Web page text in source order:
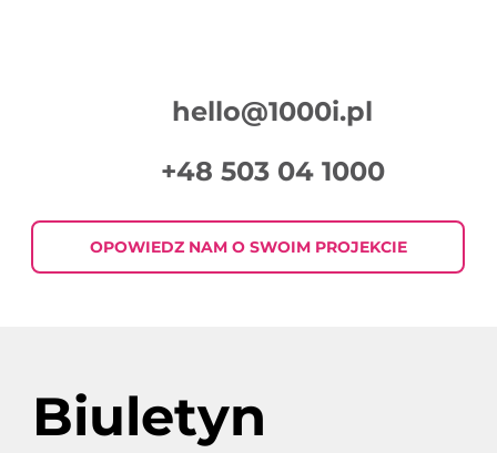
Podsumowanie Tygodnia w Digital
Marketingu 2026-07-30
hello@1000i.pl
+48 503 04 1000
OPOWIEDZ NAM O SWOIM PROJEKCIE
Biuletyn